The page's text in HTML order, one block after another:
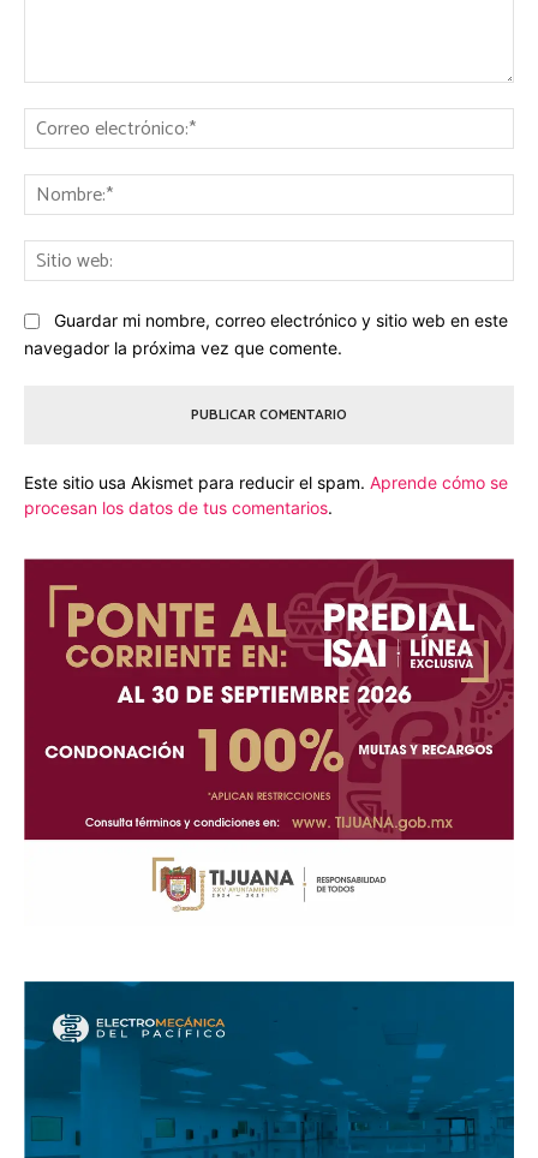
Guardar mi nombre, correo electrónico y sitio web en este
navegador la próxima vez que comente.
Este sitio usa Akismet para reducir el spam. Aprende cómo se
procesan los datos de tus comentarios.